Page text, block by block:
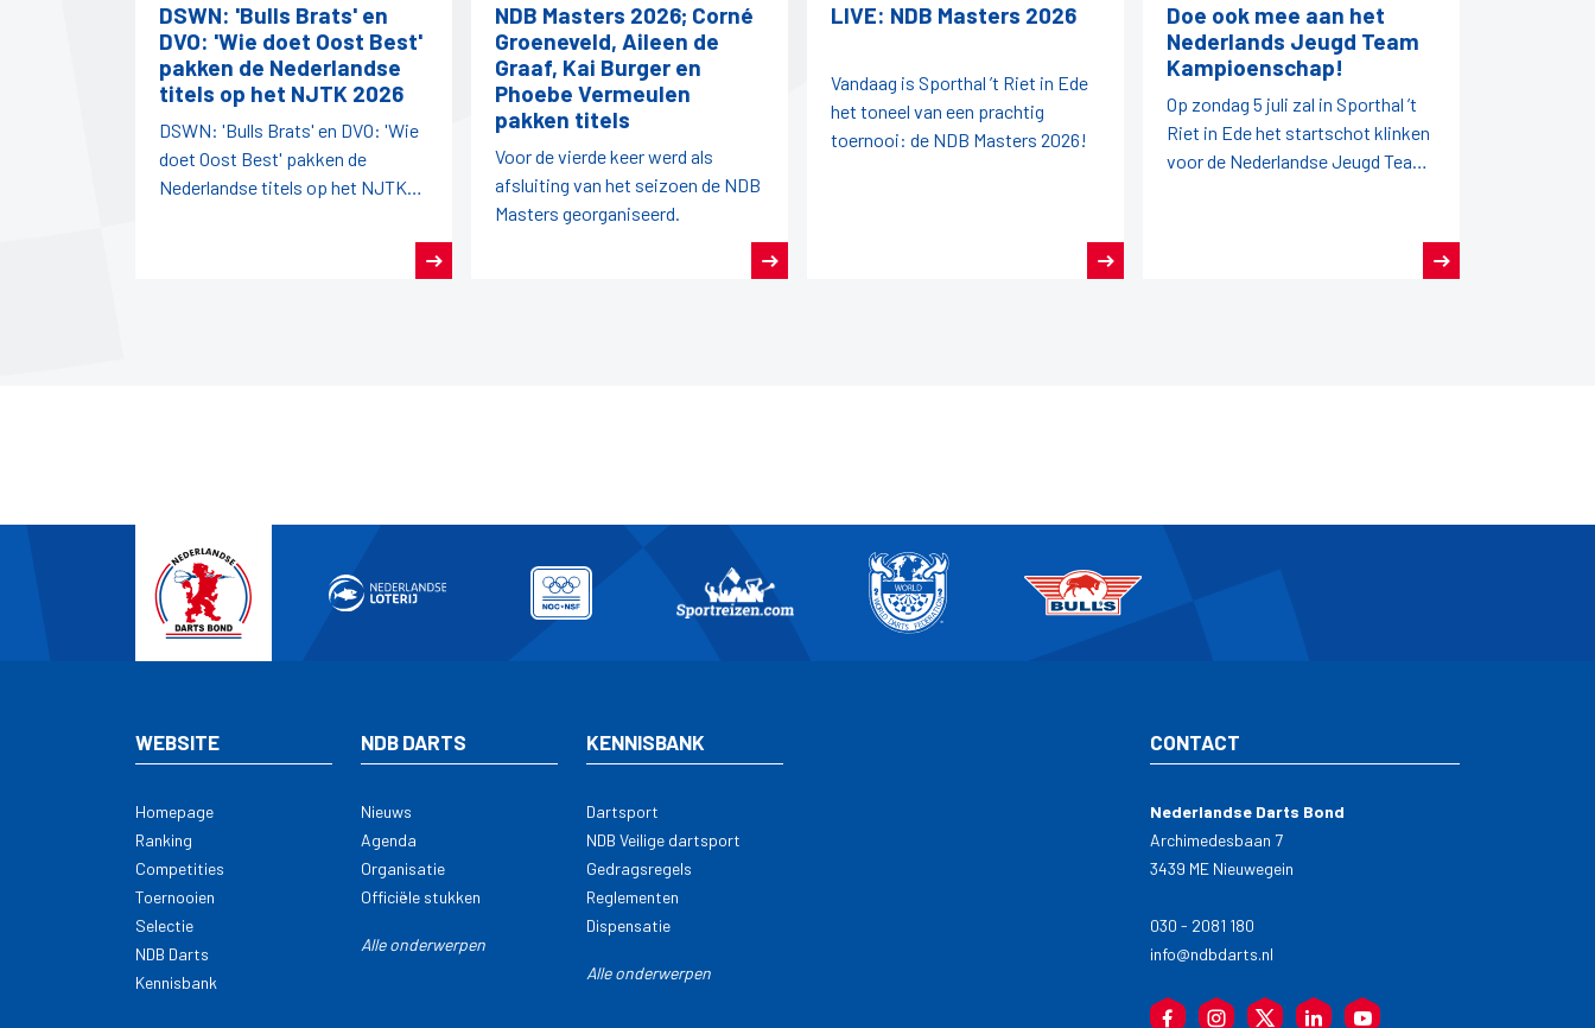
DSWN: 'Bulls Brats' en
DVO: 'Wie doet Oost Best'
pakken de Nederlandse
titels op het NJTK 2026
DSWN: 'Bulls Brats' en DVO: 'Wie
doet Oost Best' pakken de
Nederlandse titels op het NJTK
NDB Masters 2026; Corné
Groeneveld, Aileen de
Graaf, Kai Burger en
Phoebe Vermeulen
pakken titels
Voor de vierde keer werd als
afsluiting van het seizoen de NDB
Masters georganiseerd.
LIVE: NDB Masters 2026
Vandaag is Sporthal ’t Riet in Ede
het toneel van een prachtig
toernooi: de NDB Masters 2026!
Doe ook mee aan het
Nederlands Jeugd Team
Kampioenschap!
Op zondag 5 juli zal in Sporthal ’t
Riet in Ede het startschot klinken
voor de Nederlandse Jeugd Team
WEBSITE
Homepage
Ranking
Competities
Toernooien
Selectie
NDB Darts
Kennisbank
NDB DARTS
Nieuws
Agenda
Organisatie
Officiële stukken
Alle onderwerpen
KENNISBANK
Dartsport
NDB Veilige dartsport
Gedragsregels
Reglementen
Dispensatie
Alle onderwerpen
CONTACT
Nederlandse Darts Bond
Archimedesbaan 7
3439 ME Nieuwegein
030 - 2081 180
info@ndbdarts.nl